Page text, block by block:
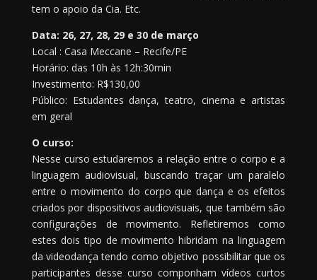
tem o apoio da Cia. Etc.
Data: 26, 27, 28, 29 e 30 de março
Local : Casa Meccane – Recife/PE
Horário: das 10h às 12h:30min
Investimento: R$130,00
Público: Estudantes dança, teatro, cinema e artistas
em geral
O curso:
Nesse curso estudaremos a relação entre o corpo e a
linguagem audiovisual, buscando traçar um paralelo
entre o movimento do corpo que dança e os efeitos
criados por dispositivos audiovisuais, que também são
configurações de movimento. Refletiremos como
estes dois tipo de movimento hibridam na linguagem
da videodança tendo como objetivo possibilitar que os
participantes desse curso componham vídeos curtos